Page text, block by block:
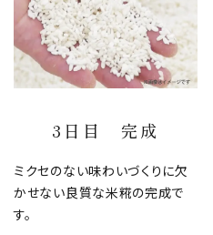
3日目 完成
ミクセのない味わいづくりに欠
かせない良質な米糀の完成で
す。